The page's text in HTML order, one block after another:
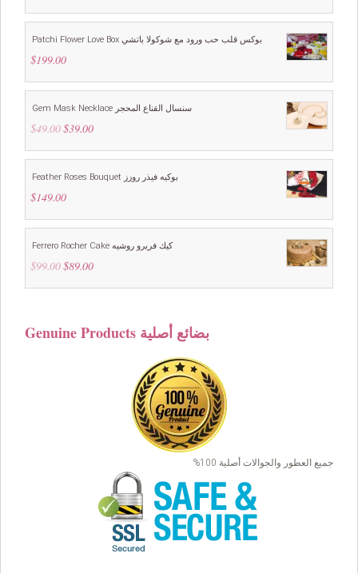
was:
is:
Patchi Flower Love Box بوكس قلب حب ورود مع شوكولا باتشي
$199.00
Gem Mask Necklace سنسال القناع المحجر
$49.00 Original
was:
$39.00Current
is:
Feather Roses Bouquet بوكيه فيذر روزز
$149.00
Ferrero Rocher Cake كيك فريرو روشيه
$99.00 Original
was:
$89.00Current
is:
Genuine Products بضائع أصلية
جميع العطور والجوالات أصلية 100%